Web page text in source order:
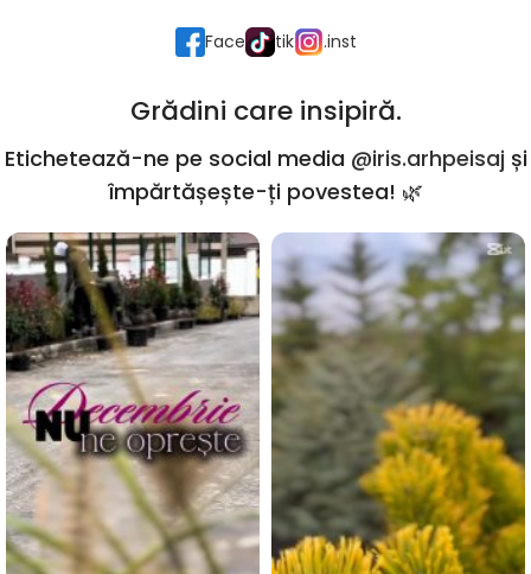
Face tik .inst
Grădini care insipiră.
Etichetează-ne pe social media @iris.arhpeisaj și
împărtășește-ți povestea! 🌿